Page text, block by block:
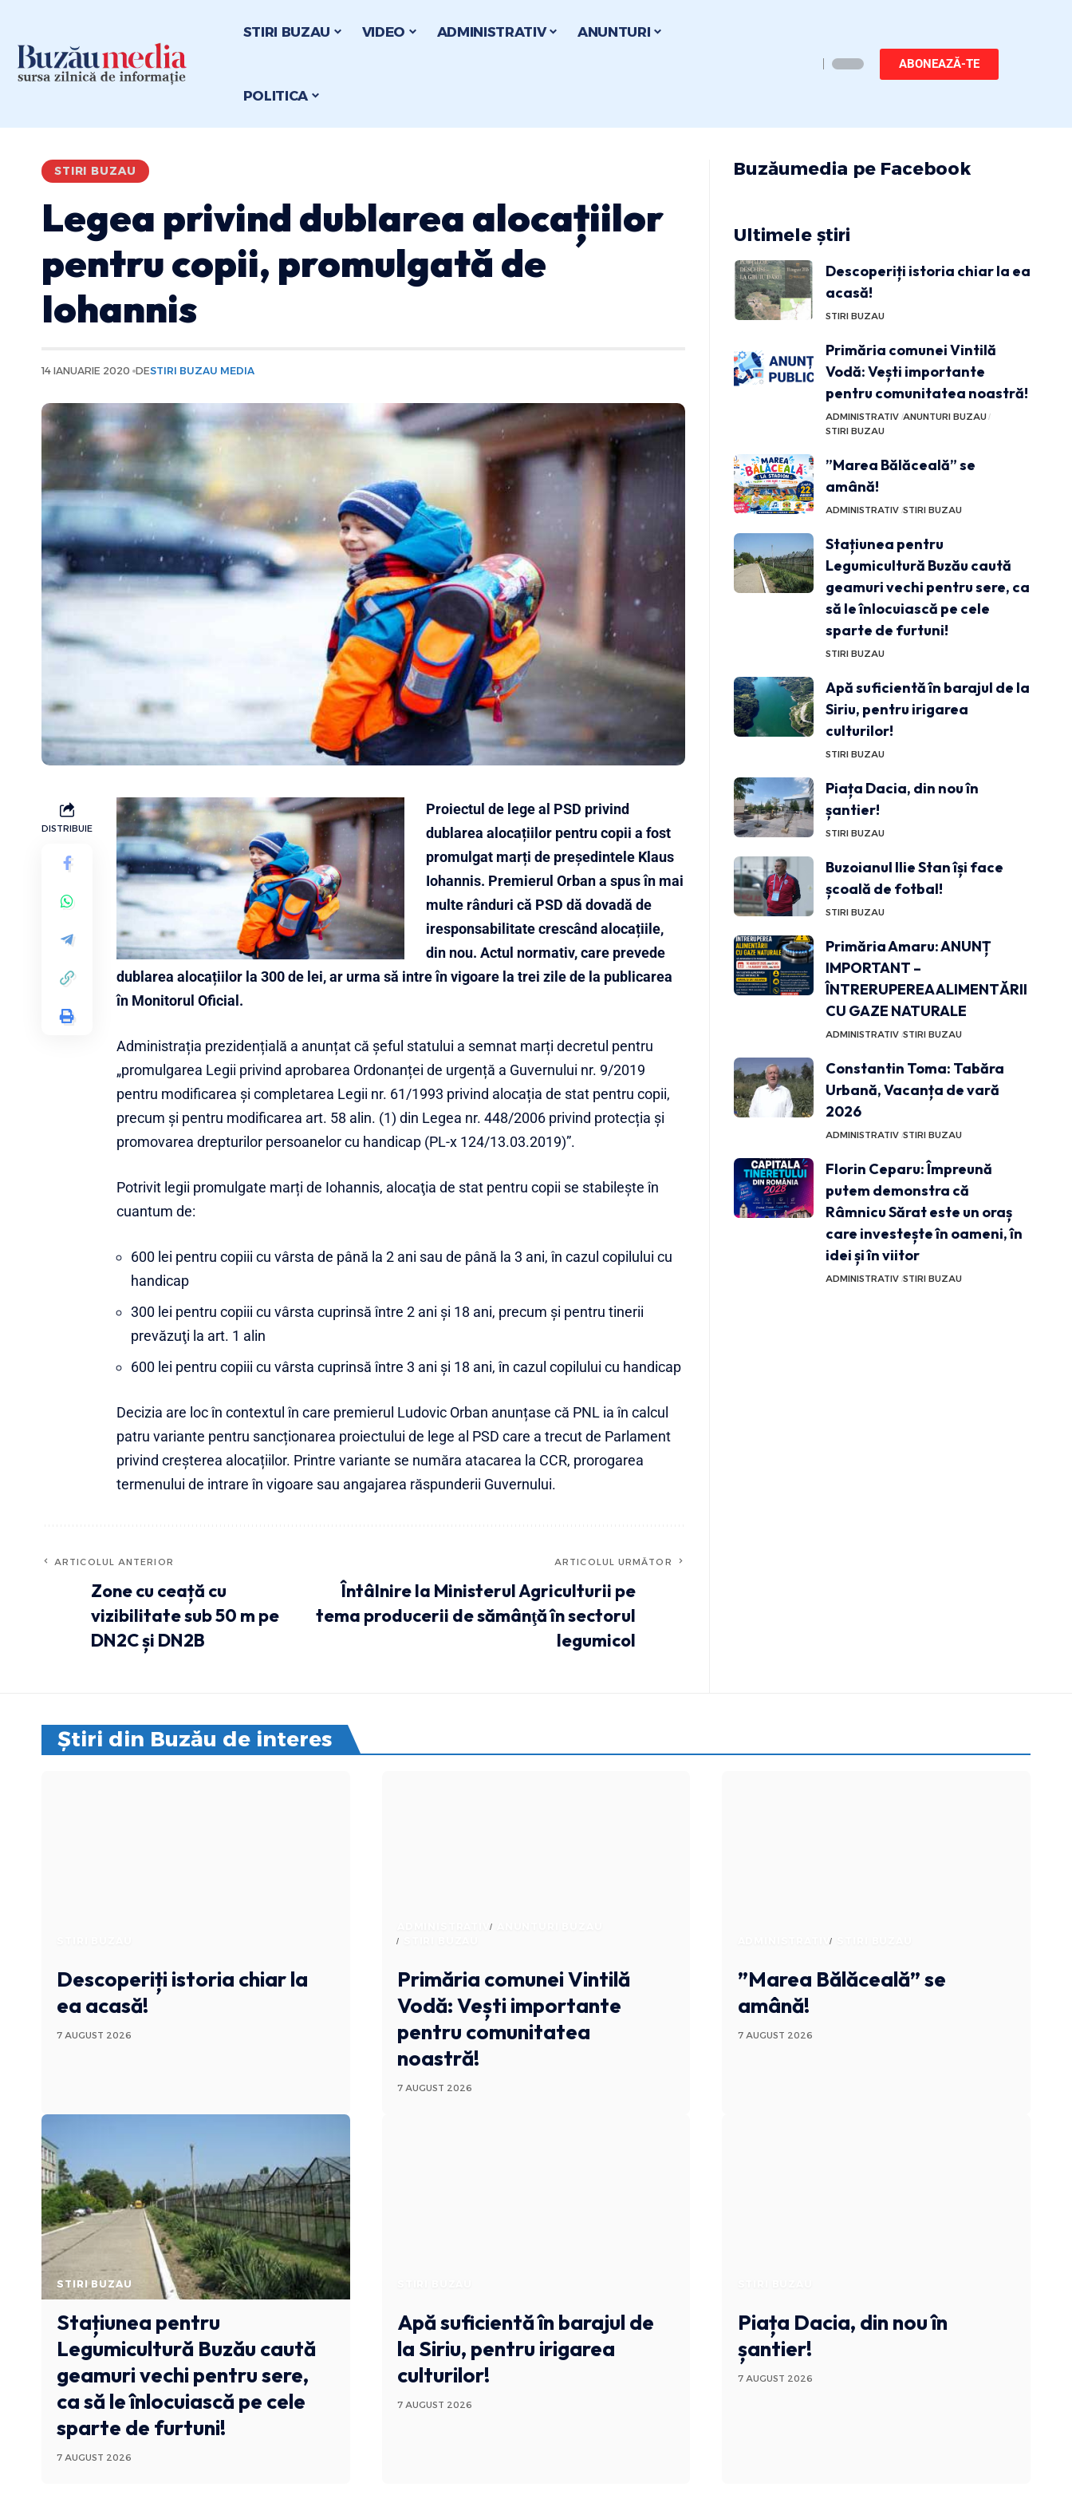
STIRI BUZAU VIDEO ADMINISTRATIV ANUNTURI
POLITICA
ABONEAZĂ-TE
STIRI BUZAU
Legea privind dublarea alocațiilor
pentru copii, promulgată de
Iohannis
14 IANUARIE 2020 DESTIRI BUZAU MEDIA
DISTRIBUIE
Proiectul de lege al PSD privind
dublarea alocațiilor pentru copii a fost
promulgat marți de președintele Klaus
Iohannis. Premierul Orban a spus în mai
multe rânduri că PSD dă dovadă de
iresponsabilitate crescând alocațiile,
din nou. Actul normativ, care prevede
dublarea alocațiilor la 300 de lei, ar urma să intre în vigoare la trei zile de la publicarea
în Monitorul Oficial.
Administrația prezidențială a anunțat că șeful statului a semnat marți decretul pentru
„promulgarea Legii privind aprobarea Ordonanței de urgență a Guvernului nr. 9/2019
pentru modificarea și completarea Legii nr. 61/1993 privind alocația de stat pentru copii,
precum și pentru modificarea art. 58 alin. (1) din Legea nr. 448/2006 privind protecția și
promovarea drepturilor persoanelor cu handicap (PL-x 124/13.03.2019)”.
Potrivit legii promulgate marți de Iohannis, alocaţia de stat pentru copii se stabileşte în
cuantum de:
600 lei pentru copiii cu vârsta de până la 2 ani sau de până la 3 ani, în cazul copilului cu
handicap
300 lei pentru copiii cu vârsta cuprinsă între 2 ani şi 18 ani, precum şi pentru tinerii
prevăzuţi la art. 1 alin
600 lei pentru copiii cu vârsta cuprinsă între 3 ani şi 18 ani, în cazul copilului cu handicap
Decizia are loc în contextul în care premierul Ludovic Orban anunțase că PNL ia în calcul
patru variante pentru sancționarea proiectului de lege al PSD care a trecut de Parlament
privind creșterea alocațiilor. Printre variante se număra atacarea la CCR, prorogarea
termenului de intrare în vigoare sau angajarea răspunderii Guvernului.
ARTICOLUL ANTERIOR
Zone cu ceață cu
vizibilitate sub 50 m pe
DN2C și DN2B
ARTICOLUL URMĂTOR
Întâlnire la Ministerul Agriculturii pe
tema producerii de sămânţă în sectorul
legumicol
Buzăumedia pe Facebook
Ultimele știri
Descoperiți istoria chiar la ea
acasă!
STIRI BUZAU
Primăria comunei Vintilă
Vodă: Vești importante
pentru comunitatea noastră!
ADMINISTRATIV ANUNTURI BUZAU
STIRI BUZAU
”Marea Bălăceală” se
amână!
ADMINISTRATIV STIRI BUZAU
Stațiunea pentru
Legumicultură Buzău caută
geamuri vechi pentru sere, ca
să le înlocuiască pe cele
sparte de furtuni!
STIRI BUZAU
Apă suficientă în barajul de la
Siriu, pentru irigarea
culturilor!
STIRI BUZAU
Piața Dacia, din nou în
șantier!
STIRI BUZAU
Buzoianul Ilie Stan își face
școală de fotbal!
STIRI BUZAU
Primăria Amaru: ANUNȚ
IMPORTANT –
ÎNTRERUPEREA ALIMENTĂRII
CU GAZE NATURALE
ADMINISTRATIV STIRI BUZAU
Constantin Toma: Tabăra
Urbană, Vacanța de vară
2026
ADMINISTRATIV STIRI BUZAU
Florin Ceparu: Împreună
putem demonstra că
Râmnicu Sărat este un oraș
care investește în oameni, în
idei și în viitor
ADMINISTRATIV STIRI BUZAU
Știri din Buzău de interes
Descoperiți istoria chiar la
ea acasă!
7 AUGUST 2026
ADMINISTRATIV
Primăria comunei Vintilă
Vodă: Vești importante
pentru comunitatea
noastră!
7 AUGUST 2026
ADMINISTRATIV
”Marea Bălăceală” se
amână!
7 AUGUST 2026
STIRI BUZAU
Stațiunea pentru
Legumicultură Buzău caută
geamuri vechi pentru sere,
ca să le înlocuiască pe cele
sparte de furtuni!
7 AUGUST 2026
Apă suficientă în barajul de
la Siriu, pentru irigarea
culturilor!
7 AUGUST 2026
Piața Dacia, din nou în
șantier!
7 AUGUST 2026